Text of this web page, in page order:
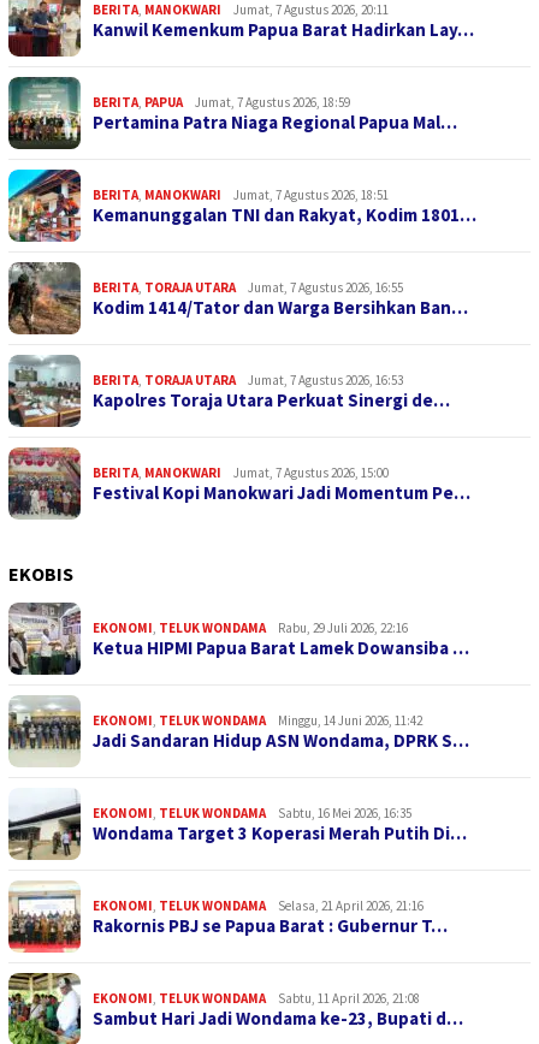
BERITA, MANOKWARI Jumat, 7 Agustus 2026, 20:11
Kanwil Kemenkum Papua Barat Hadirkan Lay…
BERITA, PAPUA Jumat, 7 Agustus 2026, 18:59
Pertamina Patra Niaga Regional Papua Mal…
BERITA, MANOKWARI Jumat, 7 Agustus 2026, 18:51
Kemanunggalan TNI dan Rakyat, Kodim 1801…
BERITA, TORAJA UTARA Jumat, 7 Agustus 2026, 16:55
Kodim 1414/Tator dan Warga Bersihkan Ban…
BERITA, TORAJA UTARA Jumat, 7 Agustus 2026, 16:53
Kapolres Toraja Utara Perkuat Sinergi de…
BERITA, MANOKWARI Jumat, 7 Agustus 2026, 15:00
Festival Kopi Manokwari Jadi Momentum Pe…
EKOBIS
EKONOMI, TELUK WONDAMA Rabu, 29 Juli 2026, 22:16
Ketua HIPMI Papua Barat Lamek Dowansiba …
EKONOMI, TELUK WONDAMA Minggu, 14 Juni 2026, 11:42
Jadi Sandaran Hidup ASN Wondama, DPRK S…
EKONOMI, TELUK WONDAMA Sabtu, 16 Mei 2026, 16:35
Wondama Target 3 Koperasi Merah Putih Di…
EKONOMI, TELUK WONDAMA Selasa, 21 April 2026, 21:16
Rakornis PBJ se Papua Barat : Gubernur T…
EKONOMI, TELUK WONDAMA Sabtu, 11 April 2026, 21:08
Sambut Hari Jadi Wondama ke-23, Bupati d…